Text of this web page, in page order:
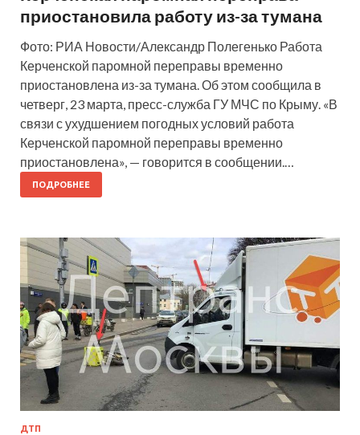
приостановила работу из-за тумана
Фото: РИА Новости/Александр Полегенько Работа
Керченской паромной переправы временно
приостановлена из-за тумана. Об этом сообщила в
четверг, 23 марта, пресс-служба ГУ МЧС по Крыму. «В
связи с ухудшением погодных условий работа
Керченской паромной переправы временно
приостановлена», — говорится в сообщении.…
ПОДРОБНЕЕ
ДТП